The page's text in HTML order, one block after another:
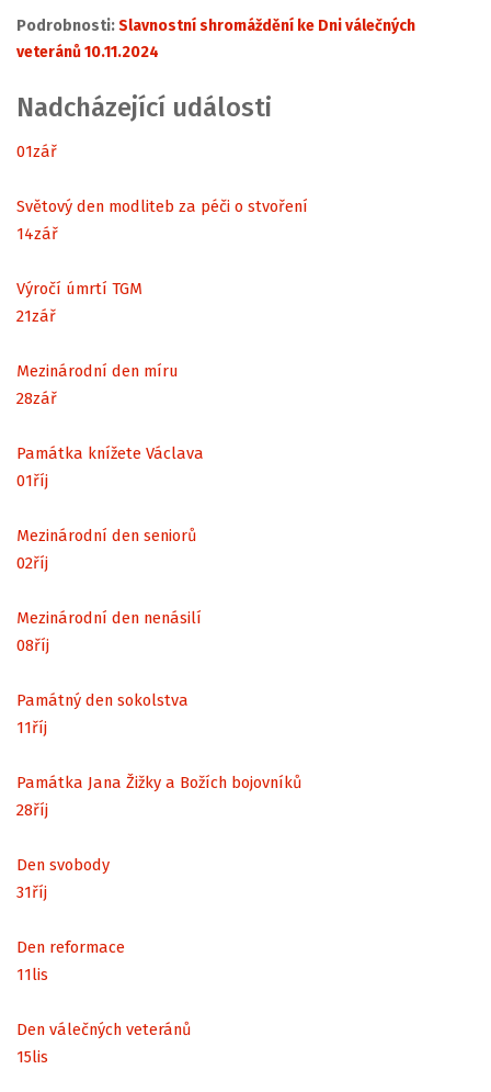
Podrobnosti:Slavnostní shromáždění ke Dni válečných
veteránů 10.11.2024
Nadcházející události
01zář
Světový den modliteb za péči o stvoření
14zář
Výročí úmrtí TGM
21zář
Mezinárodní den míru
28zář
Památka knížete Václava
01říj
Mezinárodní den seniorů
02říj
Mezinárodní den nenásilí
08říj
Památný den sokolstva
11říj
Památka Jana Žižky a Božích bojovníků
28říj
Den svobody
31říj
Den reformace
11lis
Den válečných veteránů
15lis